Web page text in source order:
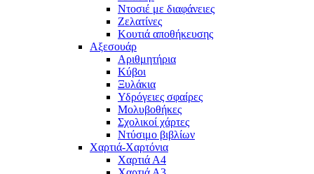
Ντοσιέ με διαφάνειες
Ζελατίνες
Κουτιά αποθήκευσης
Αξεσουάρ
Αριθμητήρια
Κύβοι
Ξυλάκια
Υδρόγειες σφαίρες
Μολυβοθήκες
Σχολικοί χάρτες
Ντύσιμο βιβλίων
Χαρτιά-Χαρτόνια
Χαρτιά Α4